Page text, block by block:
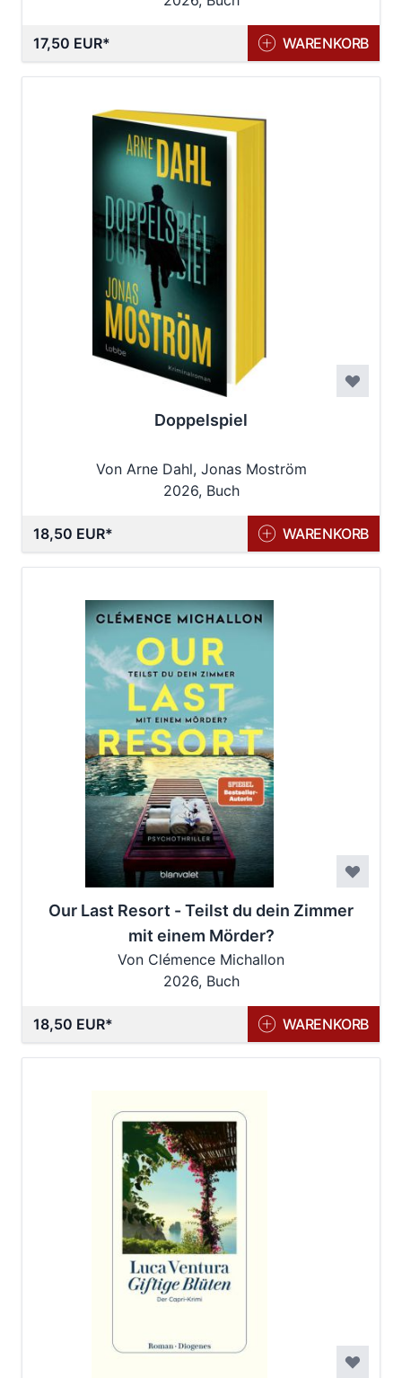
17,50 EUR WARENKORB
Doppelspiel
Von Arne Dahl, Jonas Moström
2026, Buch
18,50 EUR WARENKORB
Our Last Resort - Teilst du dein Zimmer
mit einem Mörder?
Von Clémence Michallon
2026, Buch
18,50 EUR WARENKORB